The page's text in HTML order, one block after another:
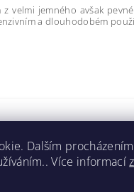
velmi jemného avšak
a dlouhodobém
Dalším
Více informací